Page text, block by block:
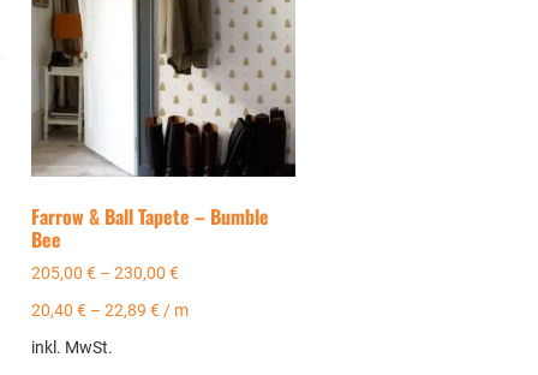
Farrow & Ball Tapete – Bumble
Bee
205,00€ –230,00€
20,40€ –22,89€ / m
inkl. MwSt.